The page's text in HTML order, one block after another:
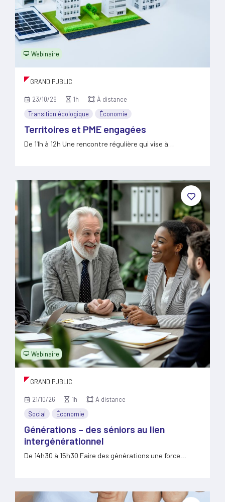
Webinaire
GRAND PUBLIC
23/10/26 1h
À distance
Transition écologique
Économie
Territoires et PME engagées
De 11h à 12h Une rencontre régulière qui vise à…
Webinaire
GRAND PUBLIC
21/10/26 1h
À distance
Social
Économie
Générations – des séniors au lien
intergénérationnel
De 14h30 à 15h30 Faire des générations une force